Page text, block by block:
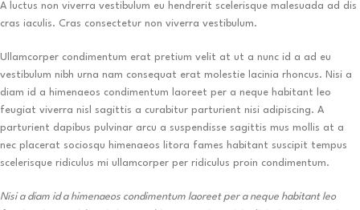
A luctus non viverra vestibulum eu hendrerit scelerisque malesuada ad dis
cras iaculis. Cras consectetur non viverra vestibulum.
Ullamcorper condimentum erat pretium velit at ut a nunc id a ad eu
vestibulum nibh urna nam consequat erat molestie lacinia rhoncus. Nisi a
diam id a himenaeos condimentum laoreet per a neque habitant leo
feugiat viverra nisl sagittis a curabitur parturient nisi adipiscing. A
parturient dapibus pulvinar arcu a suspendisse sagittis mus mollis at a
nec placerat sociosqu himenaeos litora fames habitant suscipit tempus
scelerisque ridiculus mi ullamcorper per ridiculus proin condimentum.
Nisi a diam id a himenaeos condimentum laoreet per a neque habitant leo